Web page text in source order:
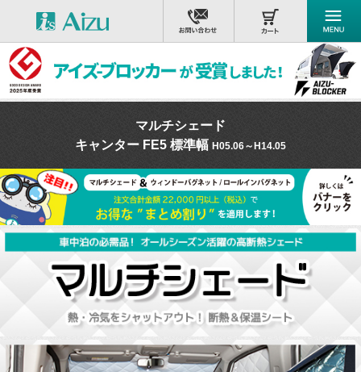
マルチシェード
キャンター FE5 標準幅 H05.06～H14.05